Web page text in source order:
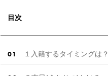
目次
１入籍するタイミングは？